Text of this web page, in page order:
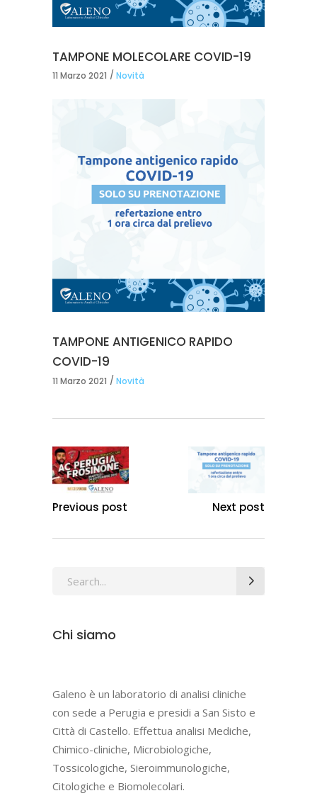
TAMPONE MOLECOLARE COVID-19
11 Marzo 2021 Novità
TAMPONE ANTIGENICO RAPIDO
COVID-19
11 Marzo 2021 Novità
Previous post Next post
Search
Chi siamo
Galeno è un laboratorio di analisi cliniche
con sede a Perugia e presidi a San Sisto e
Città di Castello. Effettua analisi Mediche,
Chimico-cliniche, Microbiologiche,
Tossicologiche, Sieroimmunologiche,
Citologiche e Biomolecolari.